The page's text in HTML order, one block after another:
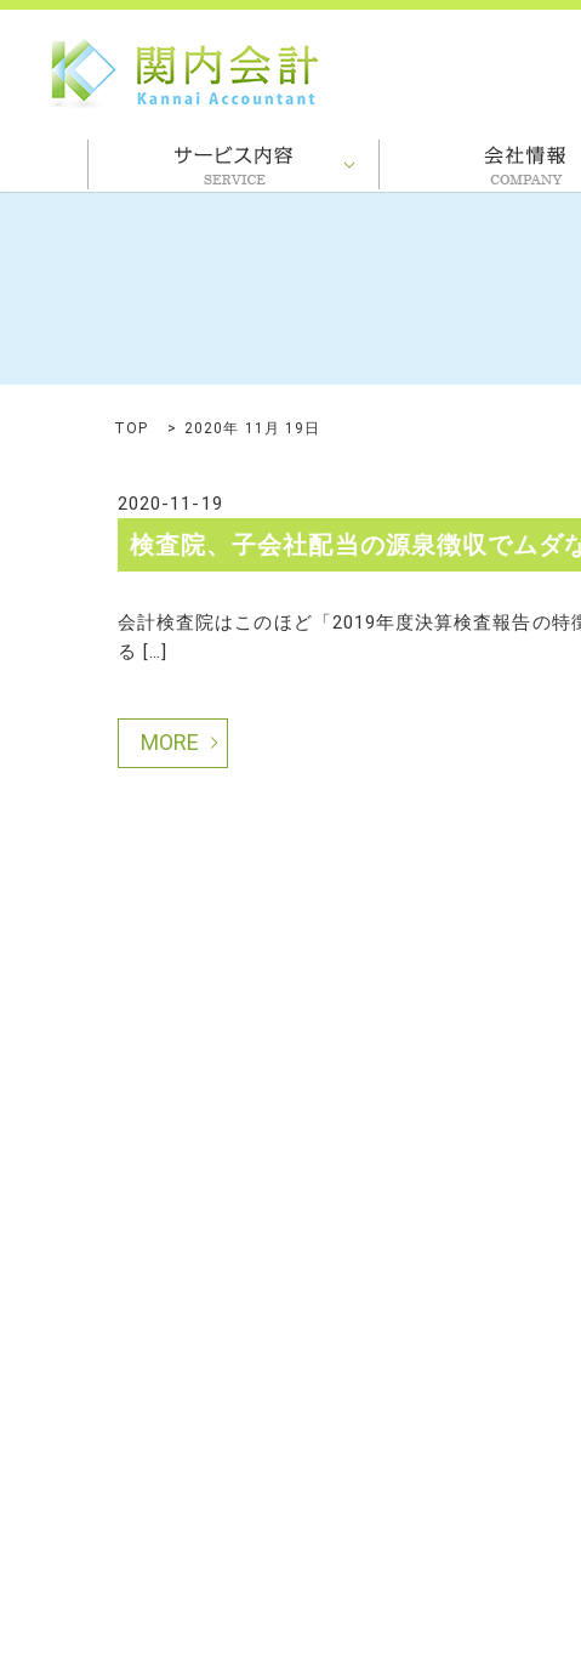
TOP 2020年 11月 19日
2020-11-19
検査院、子会社配当の源泉徴収でムダ
会計検査院はこのほど「2019年度決算検査報告の
る […]
MORE